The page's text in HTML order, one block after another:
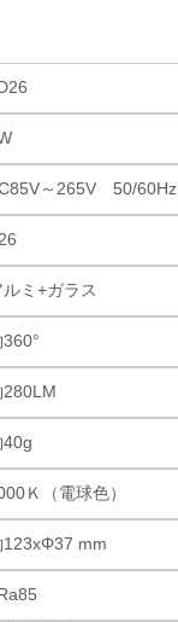
～265V 50/60Hz
ルミ+ガラス
280LM
40g
Ｋ（電球色）
123xΦ37 mm